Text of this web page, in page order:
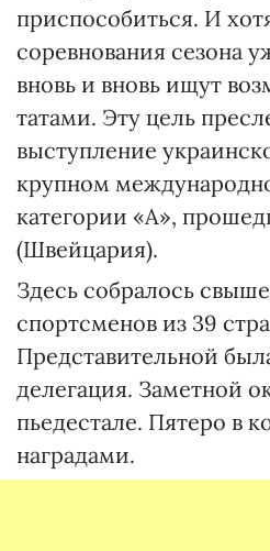
приспособиться. И
соревнования сезона
вновь и вновь ищут
татами. Эту цель
выступление
крупном
категории «А»,
(Швейцария).
Здесь собралось
спортсменов из 39
Представительной
делегация. Заметной
пьедестале. Пятеро в
наградами.